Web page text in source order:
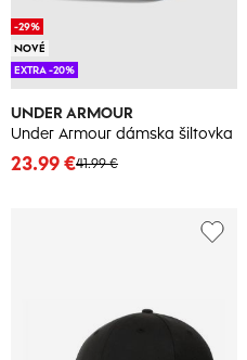
UNDER ARMOUR
Under Armour dámska šiltovka
41.99 €
23.99 €
-29%
NOVÉ
EXTRA -20%